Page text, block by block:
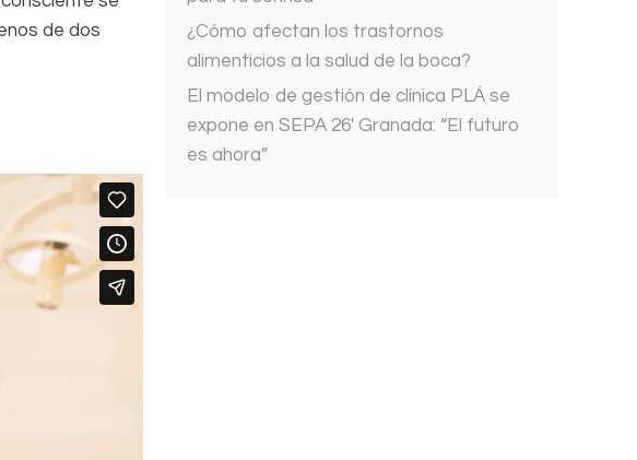
de dos
¿Cómo afectan los trastornos
alimenticios a la salud de la boca?
El modelo de gestión de clínica PLÁ se
expone en SEPA 26′ Granada: “El futuro
es ahora”